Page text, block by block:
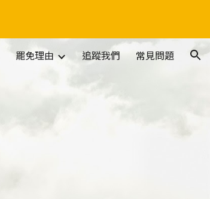
罷免理由 追蹤我們 常見問題